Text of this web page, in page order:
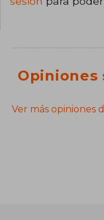
Opiniones
Ver más opiniones